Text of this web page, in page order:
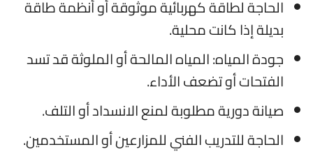
الحاجة لطاقة كهربائية موثوقة أو أنظمة طاقة
بديلة إذا كانت محلية.
جودة المياه: المياه المالحة أو الملوثة قد تسد
الفتحات أو تضعف الأداء.
صيانة دورية مطلوبة لمنع الانسداد أو التلف.
الحاجة للتدريب الفني للمزارعين أو المستخدمين.